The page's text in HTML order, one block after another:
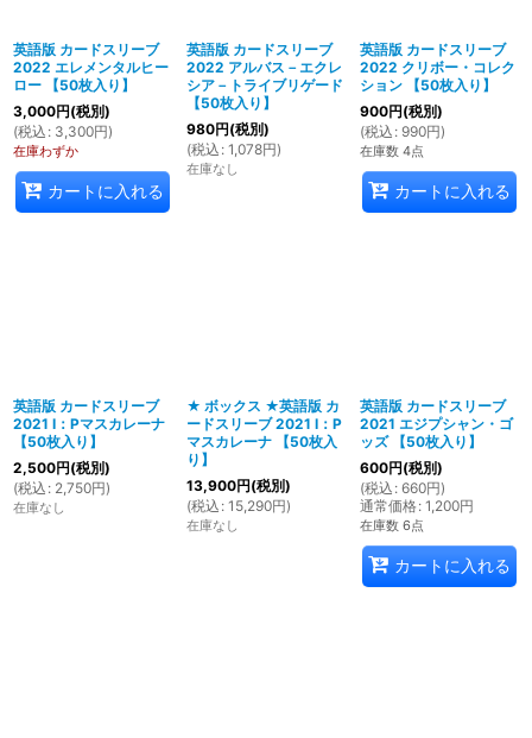
英語版 カードスリーブ
2022 エレメンタルヒー
ロー 【50枚入り】
3,000円(税別)
(税込 : 3,300円)
在庫わずか
カートに入れる
英語版 カードスリーブ
2022 アルバス－エクレ
シア－トライブリゲード
【50枚入り】
980円(税別)
(税込 : 1,078円)
在庫なし
英語版 カードスリーブ
2022 クリボー・コレク
ション 【50枚入り】
900円(税別)
(税込 : 990円)
在庫数 4点
カートに入れる
英語版 カードスリーブ
2021 I：Pマスカレーナ
【50枚入り】
2,500円(税別)
(税込 : 2,750円)
在庫なし
★ ボックス ★英語版 カ
ードスリーブ 2021 I：P
マスカレーナ 【50枚入
り】
13,900円(税別)
(税込 : 15,290円)
在庫なし
英語版 カードスリーブ
2021 エジプシャン・ゴ
ッズ 【50枚入り】
600円(税別)
(税込 : 660円)
通常価格: 1,200円
在庫数 6点
カートに入れる